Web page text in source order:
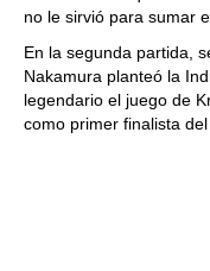
no le sirvió para sumar
En la segunda partida,
Nakamura planteó la
legendario el juego de
como primer finalista